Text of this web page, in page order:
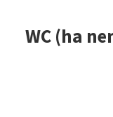
WC (ha